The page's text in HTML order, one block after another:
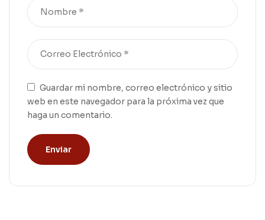
Guardar mi nombre, correo electrónico y sitio
web en este navegador para la próxima vez que
haga un comentario.